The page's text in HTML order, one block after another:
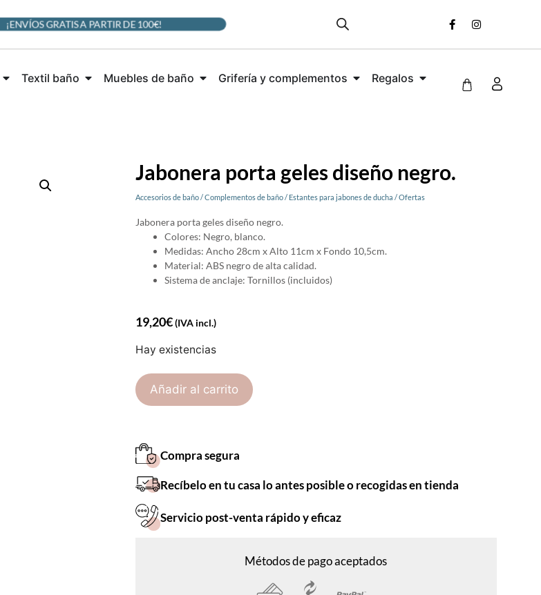
¡ENVÍOS GRATIS A PARTIR DE 100€!
Textil baño Muebles de baño Grifería y complementos Regalos
Jabonera porta geles diseño negro.
Accesorios de baño/Complementos de baño/ Estantes para jabones de ducha /Ofertas
Jabonera porta geles diseño negro.
Colores: Negro, blanco.
Medidas: Ancho 28cm x Alto 11cm x Fondo 10,5cm.
Material: ABS negro de alta calidad.
Sistema de anclaje: Tornillos (incluidos)
19,20€(IVA incl.)
Hay existencias
Añadir al carrito
Compra segura
Recíbelo en tu casa lo antes posible o recogidas en tienda
Servicio post-venta rápido y eficaz
Métodos de pago aceptados